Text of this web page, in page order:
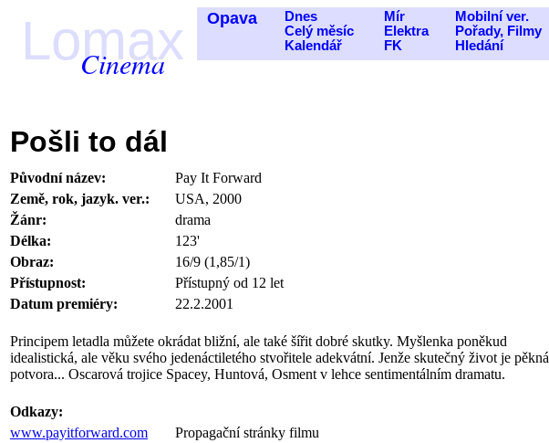
Lomax
Cinema
Opava
Dnes
Celý měsíc
Kalendář
Mír
Elektra
FK
Mobilní ver.
Pořady, Filmy
Hledání
Pošli to dál
Původní název:
Pay It Forward
Země, rok, jazyk. ver.:
USA, 2000
Žánr:
drama
Délka:
123'
Obraz:
16/9 (1,85/1)
Přístupnost:
Přístupný od 12 let
Datum premiéry:
22.2.2001
Principem letadla můžete okrádat bližní, ale také šířit dobré skutky. Myšlenka poněkud
idealistická, ale věku svého jedenáctiletého stvořitele adekvátní. Jenže skutečný život je pěkná
potvora... Oscarová trojice Spacey, Huntová, Osment v lehce sentimentálním dramatu.
Odkazy:
www.payitforward.com
Propagační stránky filmu